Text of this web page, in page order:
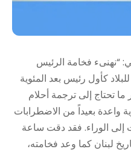
“نهنىء فخامة الرئيس
كأول رئيس بعد المئوية
ما تحتاج إلى ترجمة أحلام
واعدة بعيداً من الاضطرابات
إلى الوراء. فقد دقت ساعة
لبنان كما وعد فخامته،